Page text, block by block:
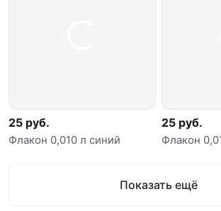
25 руб.
Флакон 0,010 л синий
25 руб.
Флакон
Показать ещё